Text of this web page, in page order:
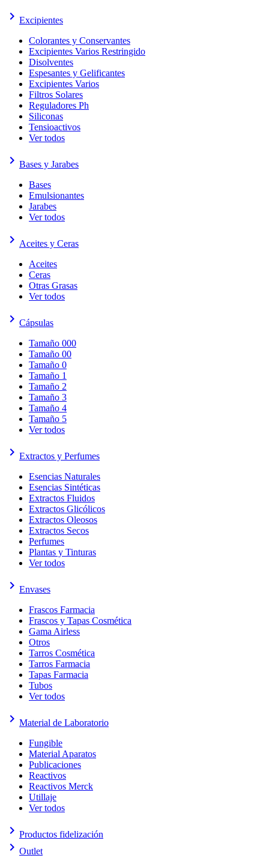
keyboard_arrow_right Excipientes
Colorantes y Conservantes
Excipientes Varios Restringido
Disolventes
Espesantes y Gelificantes
Excipientes Varios
Filtros Solares
Reguladores Ph
Siliconas
Tensioactivos
Ver todos
keyboard_arrow_right Bases y Jarabes
Bases
Emulsionantes
Jarabes
Ver todos
keyboard_arrow_right Aceites y Ceras
Aceites
Ceras
Otras Grasas
Ver todos
keyboard_arrow_right Cápsulas
Tamaño 000
Tamaño 00
Tamaño 0
Tamaño 1
Tamaño 2
Tamaño 3
Tamaño 4
Tamaño 5
Ver todos
keyboard_arrow_right Extractos y Perfumes
Esencias Naturales
Esencias Sintéticas
Extractos Fluidos
Extractos Glicólicos
Extractos Oleosos
Extractos Secos
Perfumes
Plantas y Tinturas
Ver todos
keyboard_arrow_right Envases
Frascos Farmacia
Frascos y Tapas Cosmética
Gama Airless
Otros
Tarros Cosmética
Tarros Farmacia
Tapas Farmacia
Tubos
Ver todos
keyboard_arrow_right Material de Laboratorio
Fungible
Material Aparatos
Publicaciones
Reactivos
Reactivos Merck
Utillaje
Ver todos
keyboard_arrow_right Productos fidelización
keyboard_arrow_right Outlet